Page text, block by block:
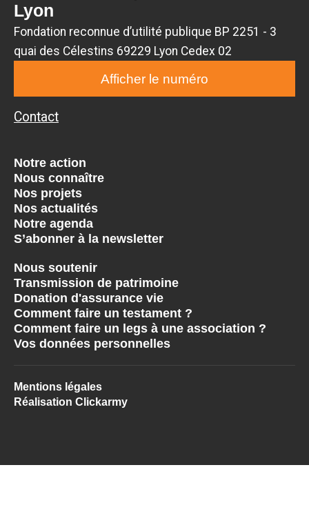
Lyon
Fondation reconnue d’utilité publique BP 2251 - 3
quai des Célestins 69229 Lyon Cedex 02
Afficher le numéro
Contact
Notre action
Nous connaître
Nos projets
Nos actualités
Notre agenda
S’abonner à la newsletter
Nous soutenir
Transmission de patrimoine
Donation d'assurance vie
Comment faire un testament ?
Comment faire un legs à une association ?
Vos données personnelles
Mentions légales
Réalisation Clickarmy